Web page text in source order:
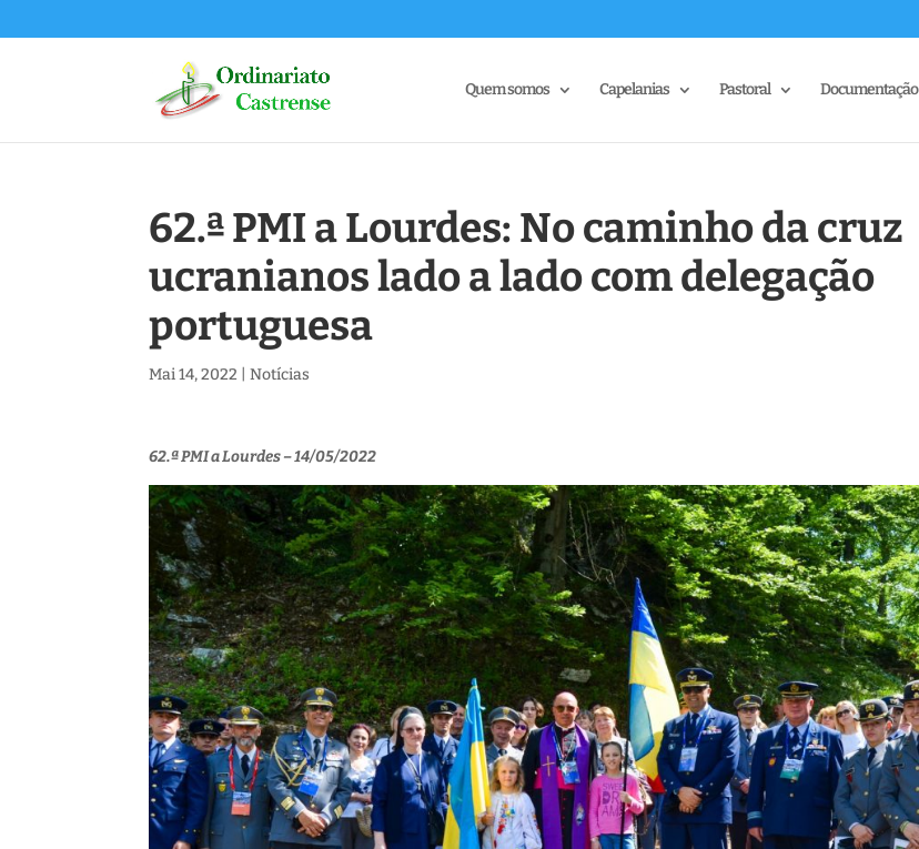
Quem somos Capelanias Pastoral Documentação
62.ª PMI a Lourdes: No caminho da cruz
ucranianos lado a lado com delegação
portuguesa
Mai 14, 2022 |Notícias
62.ª PMI a Lourdes – 14/05/2022